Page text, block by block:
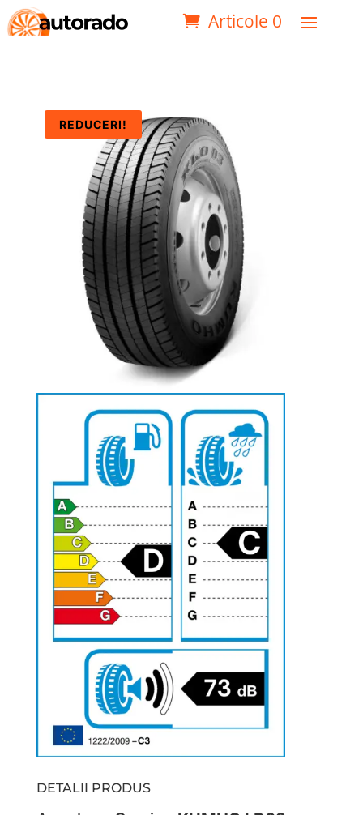
Articole 0
REDUCERI!
DETALII PRODUS